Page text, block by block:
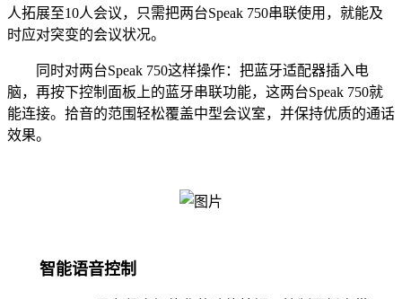
人拓展至10人会议，只需把两台Speak 750串联使用，就能及
时应对突变的会议状况。
同时对两台Speak 750这样操作：把蓝牙适配器插入电
脑，再按下控制面板上的蓝牙串联功能，这两台Speak 750就
能连接。拾音的范围轻松覆盖中型会议室，并保持优质的通话
效果。
智能语音控制